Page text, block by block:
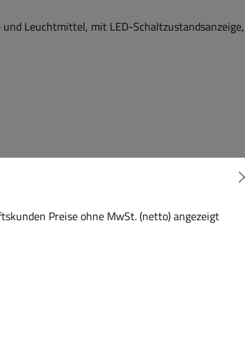
Leuchtmittel, mit LED-Schaltzustandsanzeige,
Funktionsebenen ausgewählt werden.
Preise ohne MwSt. (netto) angezeigt